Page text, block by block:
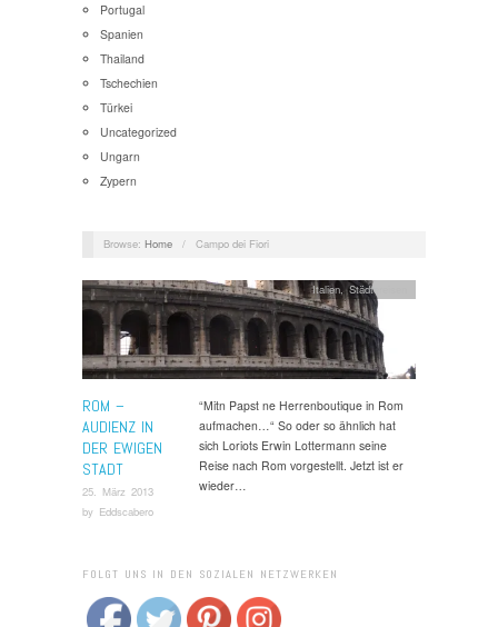
Portugal
Spanien
Thailand
Tschechien
Türkei
Uncategorized
Ungarn
Zypern
Browse: Home / Campo dei Fiori
ROM –
AUDIENZ IN
DER EWIGEN
STADT
25. März 2013
by Eddscabero
Italien,Städtereisen
“Mitn Papst ne Herrenboutique in Rom
aufmachen…“ So oder so ähnlich hat
sich Loriots Erwin Lottermann seine
Reise nach Rom vorgestellt. Jetzt ist er
wieder…
FOLGT UNS IN DEN SOZIALEN NETZWERKEN